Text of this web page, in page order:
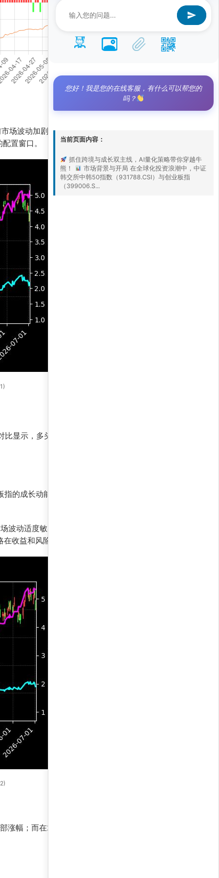
波动加剧，但这一指数组合凭借跨境多元化
置窗口。
显示，多头仓位占比约70%，空头或现金仓位
的成长动能，自动调整持仓权重。策略核心优
波动适度敏感，而非盲目跟风。夏普收益率
收益和风险调整后表现均占绝对优势。
幅；而在2024年初的调整期，其风险控制模
您好！我是您的在线客服，有什么可以帮您的
吗？
当前页面内容：
抓住跨境与成长双主线，AI量化策略带你穿越牛
熊！
市场背景与开局 在全球化投资浪潮中，中证
韩交所中韩50指数（931788.CSI）与创业板指
（399006.S...